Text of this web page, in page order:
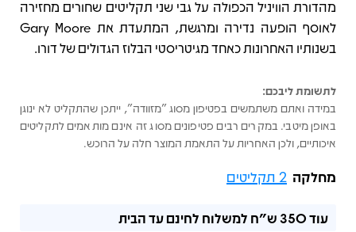
מהדורת הוויניל הכפולה על גבי שני תקליטים שחורים מחזירה
לאוסף הופעה נדירה ומרגשת, המתעדת את Gary Moore
בשנותיו האחרונות כאחד מגיטריסטי הבלוז הגדולים של דורו.
לתשומת ליבכם:
במידה ואתם משתמשים בפטיפון מסוג "מזוודה", ייתכן שהתקליט לא ינוגן
באופן מיטבי. במקרים רבים פטיפונים מסוג זה אינם מותאמים לתקליטים
איכותיים, ולכן האחריות על התאמת המוצר חלה על הרוכש.
מחלקה 2 תקליטים
עוד350 ש"ח למשלוח לחינם עד הבית